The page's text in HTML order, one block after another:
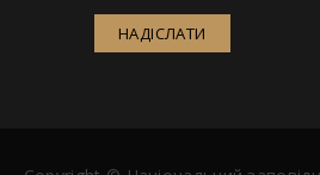
НАДІСЛАТИ